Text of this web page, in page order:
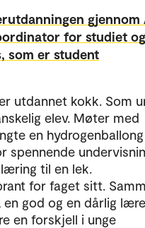
gjennom
for studiet og
som er student
utdannet kokk. Som
elev. Møter med
en
spennende
til en lek.
for faget sitt.
god og en dårlig
en forskjell i unge